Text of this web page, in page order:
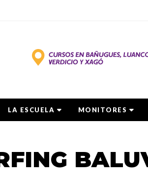
LA ESCUELA MONITORES